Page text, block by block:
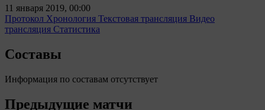
11 января 2019, 00:00
Протокол Хронология Текстовая трансляция Видео
трансляция Статистика
Составы
Информация по составам отсутствует
Предыдущие матчи